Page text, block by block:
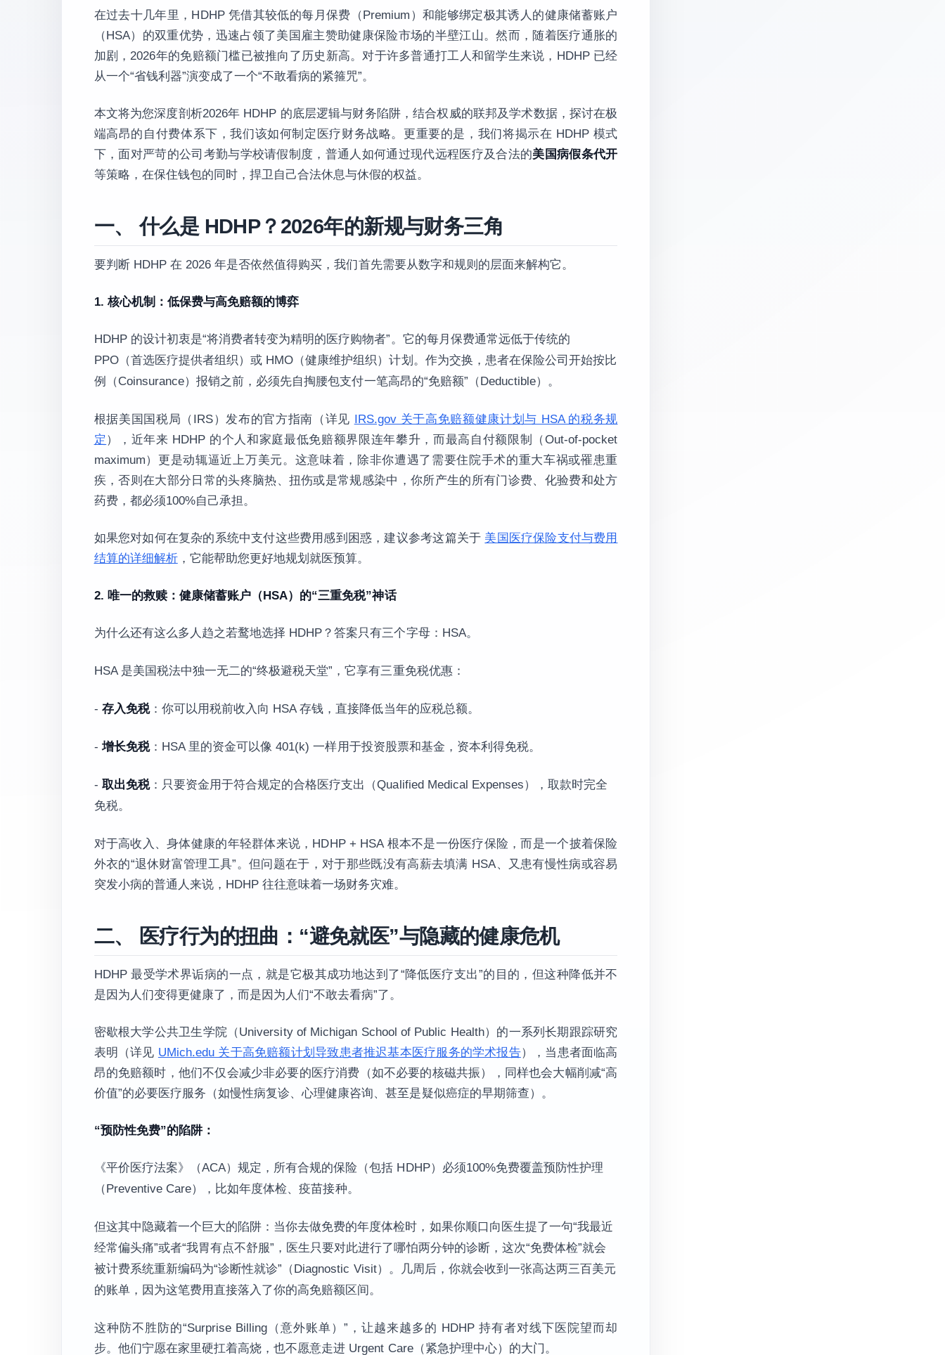
在过去十几年里，HDHP 凭借其较低的每月保费（Premium）和能够绑定极其诱人的健康储蓄账户
（HSA）的双重优势，迅速占领了美国雇主赞助健康保险市场的半壁江山。然而，随着医疗通胀的
加剧，2026年的免赔额门槛已被推向了历史新高。对于许多普通打工人和留学生来说，HDHP 已经
从一个“省钱利器”演变成了一个“不敢看病的紧箍咒”。
本文将为您深度剖析2026年 HDHP 的底层逻辑与财务陷阱，结合权威的联邦及学术数据，探讨在极
端高昂的自付费体系下，我们该如何制定医疗财务战略。更重要的是，我们将揭示在 HDHP 模式
下，面对严苛的公司考勤与学校请假制度，普通人如何通过现代远程医疗及合法的美国病假条代开
等策略，在保住钱包的同时，捍卫自己合法休息与休假的权益。
一、 什么是 HDHP？2026年的新规与财务三角
要判断 HDHP 在 2026 年是否依然值得购买，我们首先需要从数字和规则的层面来解构它。
1. 核心机制：低保费与高免赔额的博弈
HDHP 的设计初衷是“将消费者转变为精明的医疗购物者”。它的每月保费通常远低于传统的
PPO（首选医疗提供者组织）或 HMO（健康维护组织）计划。作为交换，患者在保险公司开始按比
例（Coinsurance）报销之前，必须先自掏腰包支付一笔高昂的“免赔额”（Deductible）。
根据美国国税局（IRS）发布的官方指南（详见
IRS.gov 关于高免赔额健康计划与 HSA 的税务规
定 ），近年来 HDHP 的个人和家庭最低免赔额界限连年攀升，而最高自付额限制（Out-of-pocket
maximum）更是动辄逼近上万美元。这意味着，除非你遭遇了需要住院手术的重大车祸或罹患重
疾，否则在大部分日常的头疼脑热、扭伤或是常规感染中，你所产生的所有门诊费、化验费和处方
药费，都必须100%自己承担。
如果您对如何在复杂的系统中支付这些费用感到困惑，建议参考这篇关于 美国医疗保险支付与费用
结算的详细解析，它能帮助您更好地规划就医预算。
2. 唯一的救赎：健康储蓄账户（HSA）的“三重免税”神话
为什么还有这么多人趋之若鹜地选择 HDHP？答案只有三个字母：HSA。
HSA 是美国税法中独一无二的“终极避税天堂”，它享有三重免税优惠：
- 存入免税：你可以用税前收入向 HSA 存钱，直接降低当年的应税总额。
- 增长免税：HSA 里的资金可以像 401(k) 一样用于投资股票和基金，资本利得免税。
- 取出免税：只要资金用于符合规定的合格医疗支出（Qualified Medical Expenses），取款时完全
免税。
对于高收入、身体健康的年轻群体来说，HDHP + HSA 根本不是一份医疗保险，而是一个披着保险
外衣的“退休财富管理工具”。但问题在于，对于那些既没有高薪去填满 HSA、又患有慢性病或容易
突发小病的普通人来说，HDHP 往往意味着一场财务灾难。
二、 医疗行为的扭曲：“避免就医”与隐藏的健康危机
HDHP 最受学术界诟病的一点，就是它极其成功地达到了“降低医疗支出”的目的，但这种降低并不
是因为人们变得更健康了，而是因为人们“不敢去看病”了。
密歇根大学公共卫生学院（University of Michigan School of Public Health）的一系列长期跟踪研究
表明（详见 UMich.edu 关于高免赔额计划导致患者推迟基本医疗服务的学术报告），当患者面临高
昂的免赔额时，他们不仅会减少非必要的医疗消费（如不必要的核磁共振），同样也会大幅削减“高
价值”的必要医疗服务（如慢性病复诊、心理健康咨询、甚至是疑似癌症的早期筛查）。
“预防性免费”的陷阱：
《平价医疗法案》（ACA）规定，所有合规的保险（包括 HDHP）必须100%免费覆盖预防性护理
（Preventive Care），比如年度体检、疫苗接种。
但这其中隐藏着一个巨大的陷阱：当你去做免费的年度体检时，如果你顺口向医生提了一句“我最近
经常偏头痛”或者“我胃有点不舒服”，医生只要对此进行了哪怕两分钟的诊断，这次“免费体检”就会
被计费系统重新编码为“诊断性就诊”（Diagnostic Visit）。几周后，你就会收到一张高达两三百美元
的账单，因为这笔费用直接落入了你的高免赔额区间。
这种防不胜防的“Surprise Billing（意外账单）”，让越来越多的 HDHP 持有者对线下医院望而却
步。他们宁愿在家里硬扛着高烧，也不愿意走进 Urgent Care（紧急护理中心）的大门。